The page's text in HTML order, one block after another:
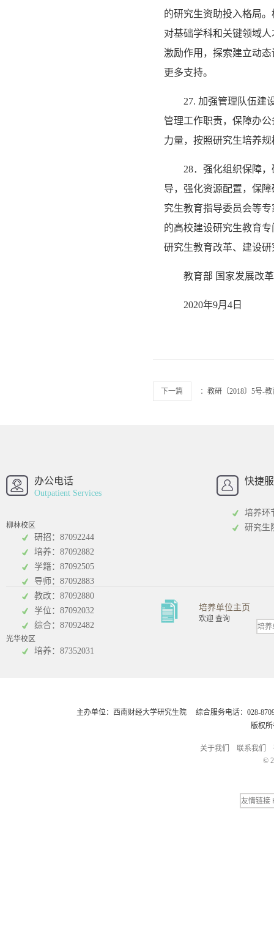
的研究生资助投入格局
对基础学科和关键领域
激励作用，探索建立动
更多支持。
27. 加强管理队伍建
管理工作职责，保障办
力量，按照研究生培养
28．强化组织保障
导，强化资源配置，保
究生教育指导委员会等
的高校建设研究生教育
研究生教育改革、建设
教育部 国家发展改
2020年9月4日
下一篇 ： 教研〔2018〕5号-
招办
工商管理学院
办公电话
Outpatient Services
柳林校区
研招：87092244
培养：87092882
学籍：87092505
导师：87092883
教改：87092880
学位：87092032
综合：87092482
光华校区
培养：87352031
快捷
培养环
研究生
培养单位主页
欢迎 查询
主办单位：西南财经大学研究生院 综合服务电话：028-
版权
关于我们 联系我们
©